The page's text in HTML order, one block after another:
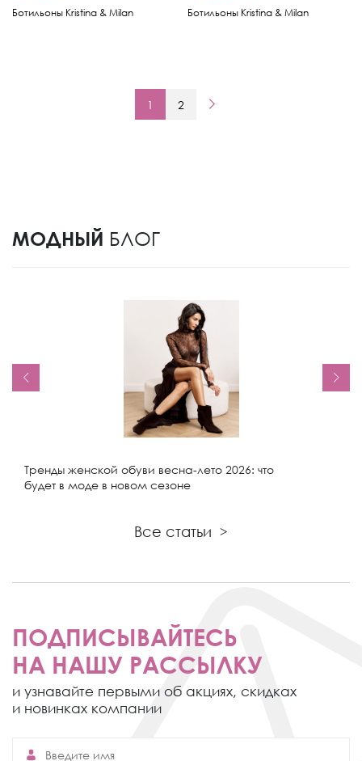
Ботильоны Kristina & Milan Ботильоны Kristina & Milan
1 2
МОДНЫЙ БЛОГ
Тренды женской обуви весна-лето 2026: что
будет в моде в новом сезоне
Все статьи >
ПОДПИСЫВАЙТЕСЬ
НА НАШУ РАССЫЛКУ
и узнавайте первыми об акциях, скидках
и новинках компании